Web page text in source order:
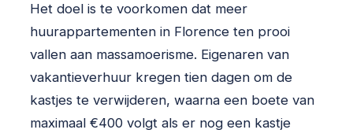
Het doel is te voorkomen dat meer
huurappartementen in Florence ten prooi
vallen aan massamoerisme. Eigenaren van
vakantieverhuur kregen tien dagen om de
kastjes te verwijderen, waarna een boete van
maximaal €400 volgt als er nog een kastje